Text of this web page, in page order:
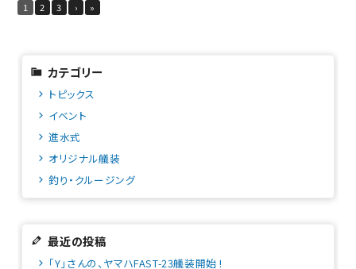
1 2 3 › »
カテゴリー
トピックス
イベント
進水式
オリジナル艤装
釣り・クルージング
最近の投稿
「Y」さんの、ヤマハFAST-23艤装開始 !